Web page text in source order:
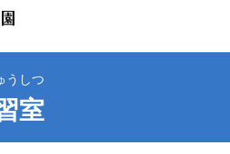
うしつ
室